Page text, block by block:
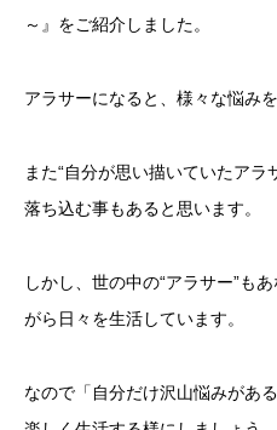
～』をご紹介しました。
アラサーになると、様々な悩み
また“自分が思い描いていたアラ
落ち込む事もあると思います。
しかし、世の中の“アラサー”も
がら日々を生活しています。
なので「自分だけ沢山悩みがあ